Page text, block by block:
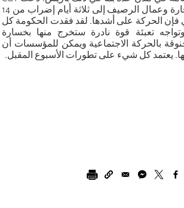
الموانئ والأرصفة البحارة وعمال الرصيف إلى ثلاثة أيام إضراب من 14
فإن الحركة على أشدها. لقد فقدت الحكومة كل
تعبئة قوة نادرة ستخرج منها بخسارة
بالحركة الاجتماعية ويمكن للمؤسسات أن
يعتمد كل شيء على تطورات الأسبوع المقبل.